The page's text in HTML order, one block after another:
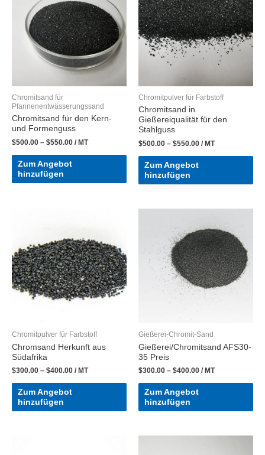
Chromitsand für
Pfannenentwässerungssand
Chromitsand für den Kern-
und Formenguss
$500.00 – $550.00 / MT
Zum Angebot
hinzufügen
Chromitpulver für Farbstoff
Chromitsand in
Gießereiqualität für den
Stahlguss
$500.00 – $550.00 / MT
Zum Angebot
hinzufügen
Chromitpulver für Farbstoff
Chromsand Herkunft aus
Südafrika
$300.00 – $400.00 / MT
Zum Angebot
hinzufügen
Gießerei-Chromit-Sand
Gießerei/Chromitsand AFS30-
35 Preis
$300.00 – $400.00 / MT
Zum Angebot
hinzufügen